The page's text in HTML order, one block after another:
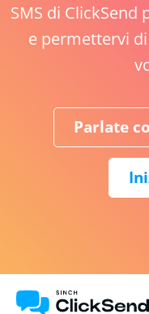
SMS di
e permettervi
Parlate